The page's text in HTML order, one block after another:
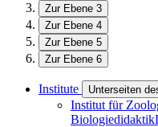
Zur Ebene 3
Zur Ebene 4
Zur Ebene 5
Zur Ebene 6
Institute Unterseiten
Institut für
Biologiedidaktik